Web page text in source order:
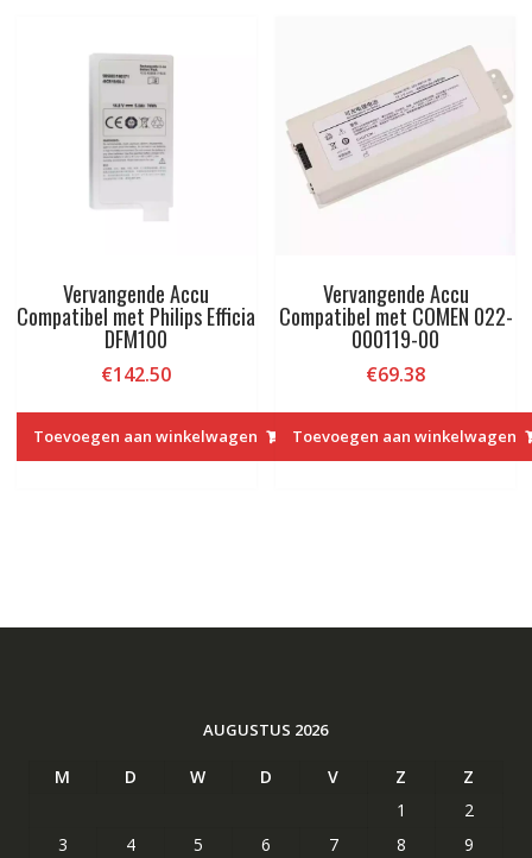
Vervangende Accu
Compatibel met Philips Efficia
DFM100
€142.50
Toevoegen aan winkelwagen
Vervangende Accu
Compatibel met COMEN 022-
000119-00
€69.38
Toevoegen aan winkelwagen
AUGUSTUS 2026
M D W D V Z
Z
1
2
3
4 5 6 7 8
9